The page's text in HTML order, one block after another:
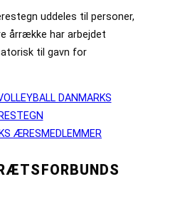
uddeles til personer,
årrække har arbejdet
til gavn for
DANMARKS
ÆRESMEDLEMMER